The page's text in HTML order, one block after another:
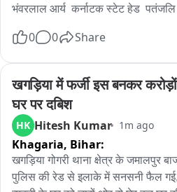
भंवरलाल आर्य  कर्नाटक स्टेट हेड  पतंजलि
0 0 Share
खगड़िया में फर्जी इस बनकर
घर पर दबिश
HK Hitesh Kumar 1m ago
Khagaria, Bihar:
खगड़िया गोगरी थाना क्षेत्र के जमालपुर
पुलिस की रेड से इलाके में सनसनी फैल गई,